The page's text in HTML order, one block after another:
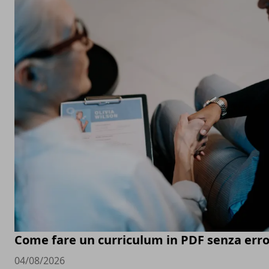
Come fare un curriculum in PDF senza
04/08/2026